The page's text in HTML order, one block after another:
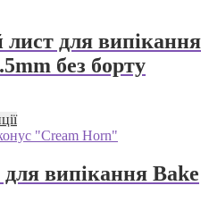
товарудля випікання
без борту
Цей
товар
варіантів.
випікання Bake